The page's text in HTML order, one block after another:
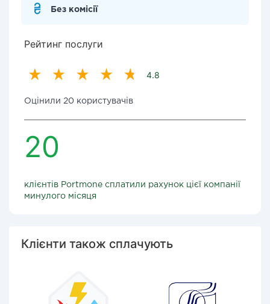
Без комісії
Рейтинг послуги
4.8
Оцінили 20 користувачів
20
клієнтів Portmone сплатили рахунок цієї компанії
минулого місяця
Клієнти також сплачують